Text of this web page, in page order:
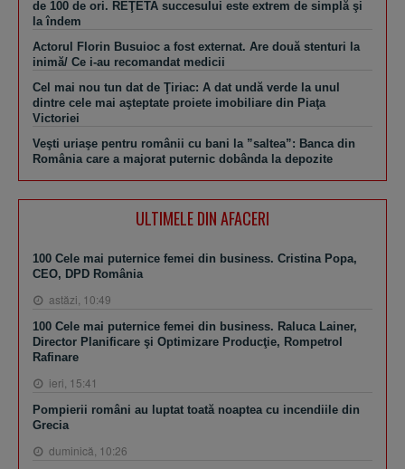
de 100 de ori. REŢETA succesului este extrem de simplă şi
la îndem
Actorul Florin Busuioc a fost externat. Are două stenturi la
inimă/ Ce i-au recomandat medicii
Cel mai nou tun dat de Ţiriac: A dat undă verde la unul
dintre cele mai aşteptate proiete imobiliare din Piaţa
Victoriei
Veşti uriaşe pentru românii cu bani la ”saltea”: Banca din
România care a majorat puternic dobânda la depozite
ULTIMELE DIN AFACERI
100 Cele mai puternice femei din business. Cristina Popa,
CEO, DPD România
astăzi, 10:49
100 Cele mai puternice femei din business. Raluca Lainer,
Director Planificare şi Optimizare Producţie, Rompetrol
Rafinare
ieri, 15:41
Pompierii români au luptat toată noaptea cu incendiile din
Grecia
duminică, 10:26